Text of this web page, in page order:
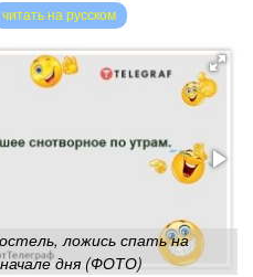
читать на русском
ложись спать на
дня (ФОТО)